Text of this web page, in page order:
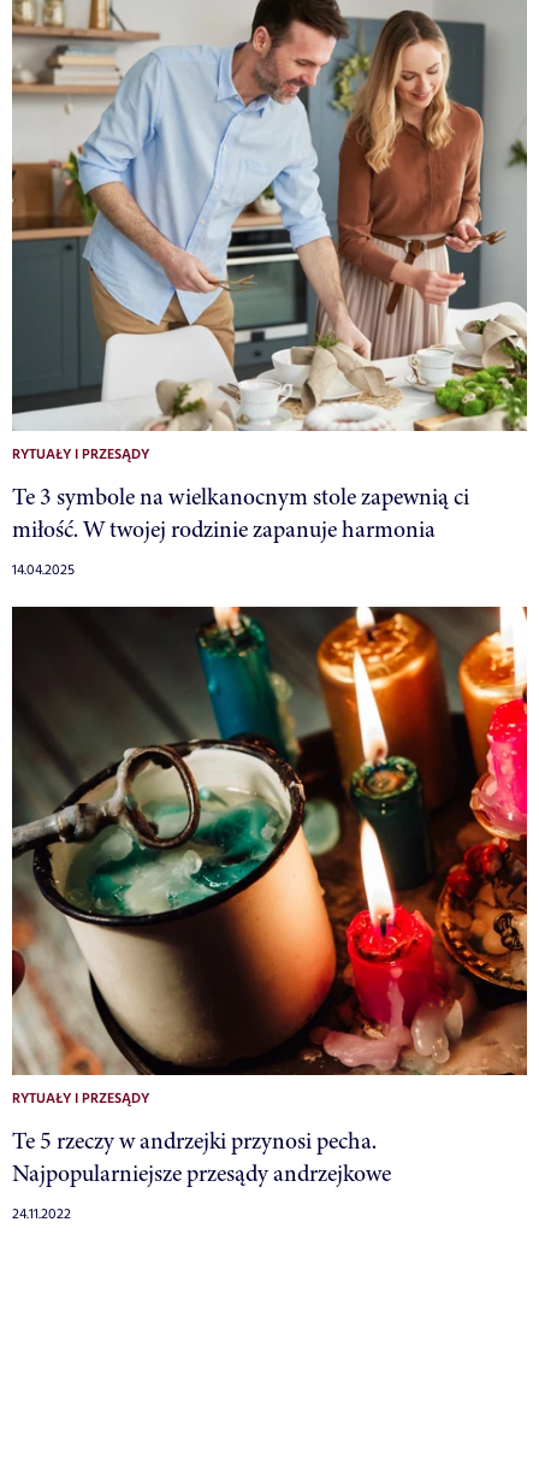
RYTUAŁY I PRZESĄDY
Te 3 symbole na wielkanocnym stole zapewnią ci
miłość. W twojej rodzinie zapanuje harmonia
14.04.2025
RYTUAŁY I PRZESĄDY
Te 5 rzeczy w andrzejki przynosi pecha.
Najpopularniejsze przesądy andrzejkowe
24.11.2022